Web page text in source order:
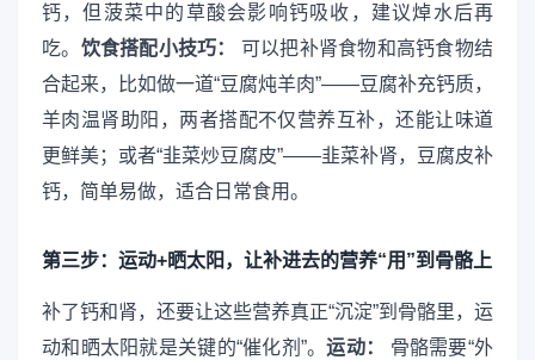
钙，但菠菜中的草酸会影响钙吸收，建议焯水后再
吃。 饮食搭配小技巧：
可以把补肾食物和高钙食物结
合起来，比如做一道“豆腐炖羊肉”——豆腐补充钙质，
羊肉温肾助阳，两者搭配不仅营养互补，还能让味道
更鲜美；或者“韭菜炒豆腐皮”——韭菜补肾，豆腐皮补
钙，简单易做，适合日常食用。
第三步：运动+晒太阳，让补进去的营养“用”到骨骼上
补了钙和肾，还要让这些营养真正“沉淀”到骨骼里，运
动和晒太阳就是关键的“催化剂”。运动：
骨骼需要“外